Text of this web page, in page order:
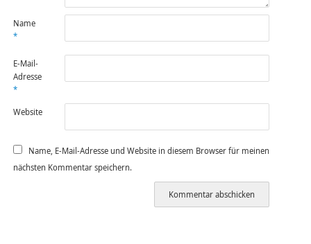
Name
*
E-Mail-
Adresse
*
Website
Name, E-Mail-Adresse und Website in diesem Browser für meinen
nächsten Kommentar speichern.